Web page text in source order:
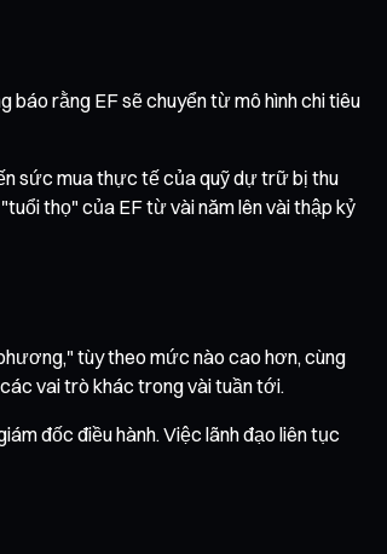
rằng EF sẽ chuyển từ mô hình chi tiêu
sức mua thực tế của quỹ dự trữ bị thu
thọ" của EF từ vài năm lên vài thập kỷ
tùy theo mức nào cao hơn, cùng
vai trò khác trong vài tuần tới.
đốc điều hành. Việc lãnh đạo liên tục